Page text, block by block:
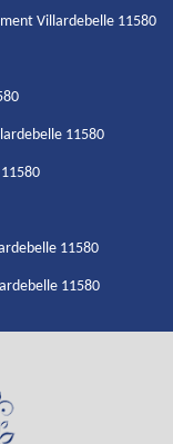
Villardebelle 11580
11580
11580
11580